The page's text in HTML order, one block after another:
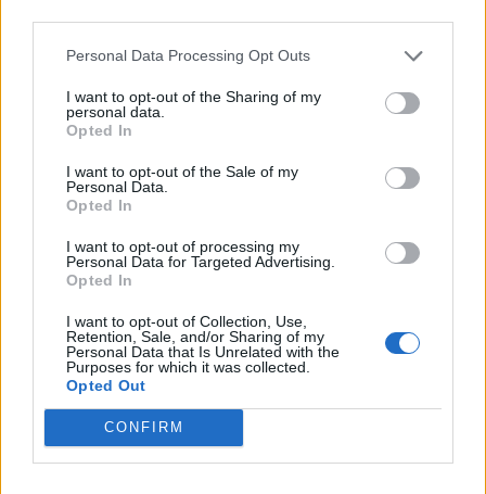
Personal Data Processing Opt Outs
I want to opt-out of the Sharing of my
personal data.
Opted In
I want to opt-out of the Sale of my
Personal Data.
Opted In
I want to opt-out of processing my
Personal Data for Targeted Advertising.
Opted In
I want to opt-out of Collection, Use,
Retention, Sale, and/or Sharing of my
Personal Data that Is Unrelated with the
Purposes for which it was collected.
Opted Out
CONFIRM